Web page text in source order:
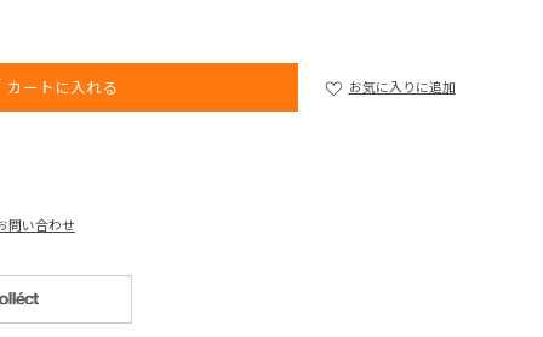
カートに入れる お気に入りに追加
問い合わせ